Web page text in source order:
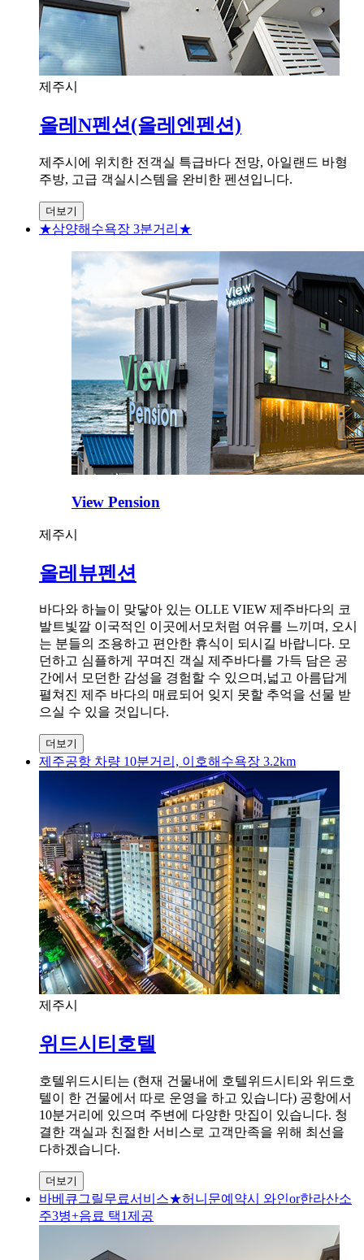
제주시
올레N펜션(올레엔펜션)
제주시에 위치한 전객실 특급바다 전망, 아일랜드 바형
주방, 고급 객실시스템을 완비한 펜션입니다.
더보기
★삼양해수욕장 3분거리★
View Pension
제주시
올레뷰펜션
바다와 하늘이 맞닿아 있는 OLLE VIEW 제주바다의 코
발트빛깔 이국적인 이곳에서모처럼 여유를 느끼며, 오시
는 분들의 조용하고 편안한 휴식이 되시길 바랍니다. 모
던하고 심플하게 꾸며진 객실 제주바다를 가득 담은 공
간에서 모던한 감성을 경험할 수 있으며,넓고 아름답게
펼쳐진 제주 바다의 매료되어 잊지 못할 추억을 선물 받
으실 수 있을 것입니다.
더보기
제주공항 차량 10분거리, 이호해수욕장 3.2km
제주시
위드시티호텔
호텔위드시티는 (현재 건물내에 호텔위드시티와 위드호
텔이 한 건물에서 따로 운영을 하고 있습니다) 공항에서
10분거리에 있으며 주변에 다양한 맛집이 있습니다. 청
결한 객실과 친절한 서비스로 고객만족을 위해 최선을
다하겠습니다.
더보기
바베큐그릴무료서비스★허니문예약시 와인or한라산소
주3병+음료 택1제공